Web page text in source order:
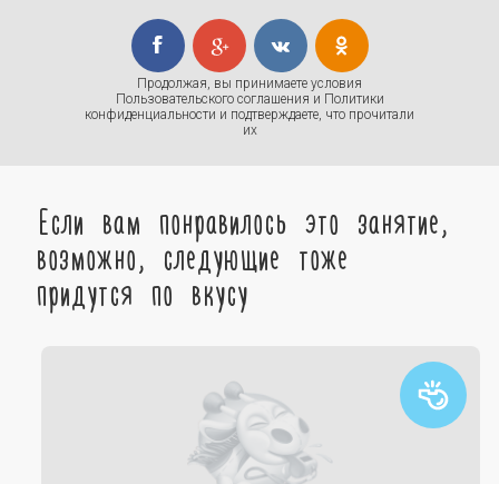
Продолжая, вы принимаете условия
Пользовательского соглашения и Политики
конфиденциальности и подтверждаете, что прочитали
их
Если вам понравилось это занятие,
возможно, следующие тоже
придутся по вкусу